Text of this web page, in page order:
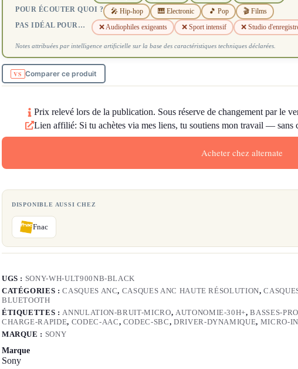
POUR ÉCOUTER QUOI ? 🎤 Hip-hop 🎹 Electronic 🎵 Pop 🎬 Films
PAS IDÉAL POUR… ❌ Audiophiles exigeants ❌ Sport intensif ❌ Studio
Notes attribuées par intelligence artificielle sur la base des caractéristiques techniques déclarées.
Comparer ce produit
Prix relevé lors de la publication. Sous réserve de changement par le
Lien affilié: Si tu achètes via mes liens, tu soutiens mon travail — sans
Acheter chez alternate
DISPONIBLE AUSSI CHEZ
Fnac
UGS : SONY-WH-ULT900NB-BLACK
CATÉGORIES :CASQUES ANC, CASQUES ANC HAUTE RÉSOLUTION,
BLUETOOTH
ÉTIQUETTES : ANNULATION-BRUIT-MICRO, AUTONOMIE-30H+,BASSES-
CHARGE-RAPIDE, CODEC-AAC, CODEC-SBC, DRIVER-DYNAMIQUE, MICRO-
MARQUE : SONY
Marque
Sony